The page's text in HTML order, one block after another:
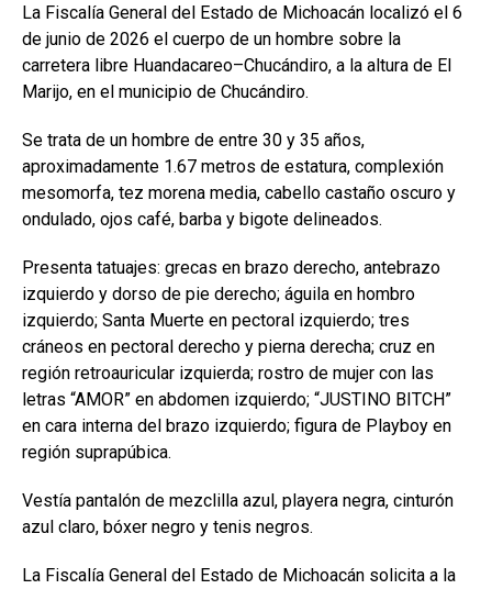
La Fiscalía General del Estado de Michoacán localizó el 6
de junio de 2026 el cuerpo de un hombre sobre la
carretera libre Huandacareo–Chucándiro, a la altura de El
Marijo, en el municipio de Chucándiro.
Se trata de un hombre de entre 30 y 35 años,
aproximadamente 1.67 metros de estatura, complexión
mesomorfa, tez morena media, cabello castaño oscuro y
ondulado, ojos café, barba y bigote delineados.
Presenta tatuajes: grecas en brazo derecho, antebrazo
izquierdo y dorso de pie derecho; águila en hombro
izquierdo; Santa Muerte en pectoral izquierdo; tres
cráneos en pectoral derecho y pierna derecha; cruz en
región retroauricular izquierda; rostro de mujer con las
letras “AMOR” en abdomen izquierdo; “JUSTINO BITCH”
en cara interna del brazo izquierdo; figura de Playboy en
región suprapúbica.
Vestía pantalón de mezclilla azul, playera negra, cinturón
azul claro, bóxer negro y tenis negros.
La Fiscalía General del Estado de Michoacán solicita a la